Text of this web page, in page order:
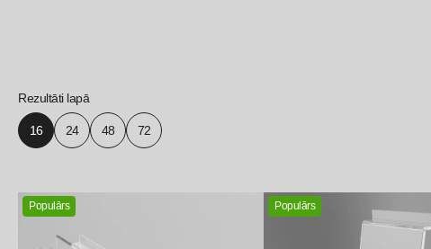
Rezultāti lapā
16 24 48 72
Populārs Populārs